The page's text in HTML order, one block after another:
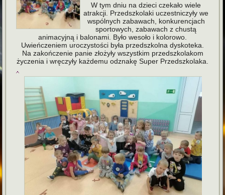
W tym dniu na dzieci czekało wiele
atrakcji. Przedszkolaki uczestniczyły we
wspólnych zabawach, konkurencjach
sportowych, zabawach z chustą
animacyjną i balonami. Było wesoło i kolorowo.
Uwieńczeniem uroczystości była przedszkolna dyskoteka.
Na zakończenie panie złożyły wszystkim przedszkolakom
życzenia i wręczyły każdemu odznakę Super Przedszkolaka.